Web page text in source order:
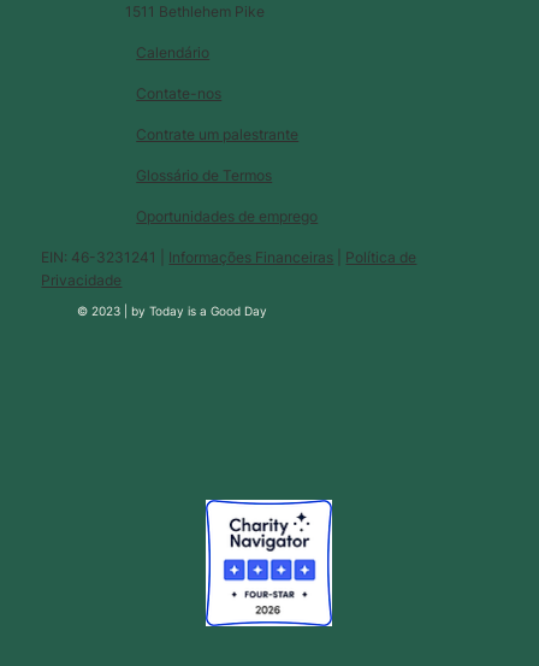
Calendário
Glossário de Termos
Contate-nos
Contrate um palestrante
Oportunidades de emprego
EIN: 46-3231241 | Informações Financeiras
Política de
Privacidade
© 2023 |byToday is a Good Day
1511 Bethlehem Pike